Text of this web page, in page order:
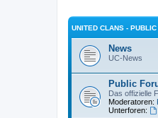
UNITED CLANS - PUBLIC
News
UC-News
Public
Das offizielle
Moderatoren:
Unterforen: